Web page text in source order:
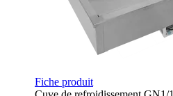
Fiche produit